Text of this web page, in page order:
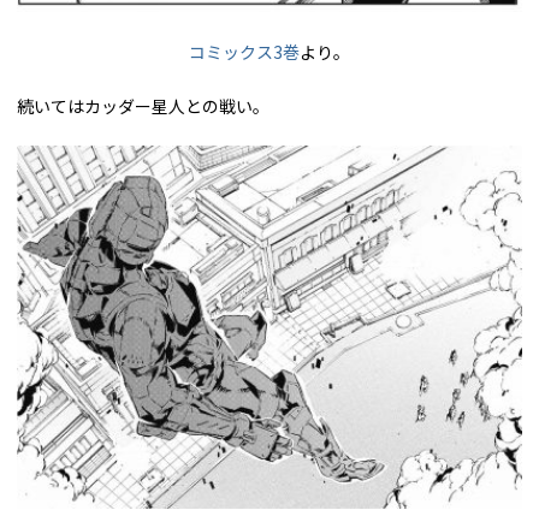
コミックス3巻より。
続いてはカッダー星人との戦い。